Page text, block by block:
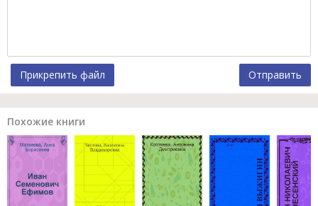
Прикрепить файл Отправить
Похожие книги